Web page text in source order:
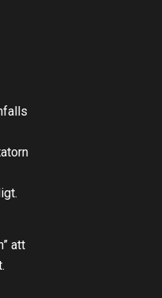
att